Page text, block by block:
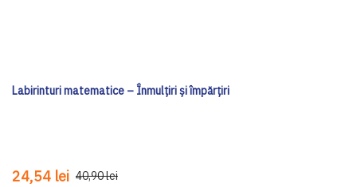
Labirinturi matematice – Înmulțiri și împărțiri
24,54 lei 40,90 lei